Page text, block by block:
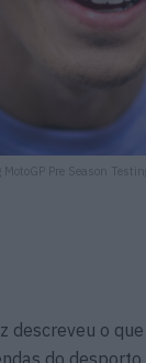
MotoGP Pre Season
descreveu o
do